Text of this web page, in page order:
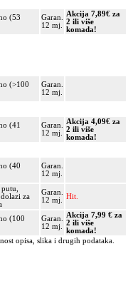
(53
Garan.
12 mj.
Akcija 7,89€ za
2 ili više
komada!
(>100
Garan.
12 mj.
(41
Garan.
12 mj.
Akcija 4,09€ za
2 ili više
komada!
(40
Garan.
12 mj.
za
Garan.
12 mj.
Hit.
(100
Garan.
12 mj.
Akcija 7,99 € za
2 ili više
komada!
opisa, slika i drugih podataka.